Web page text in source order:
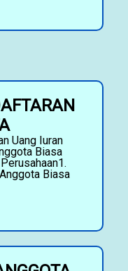
Uang Iuran
Biasa
Biasa